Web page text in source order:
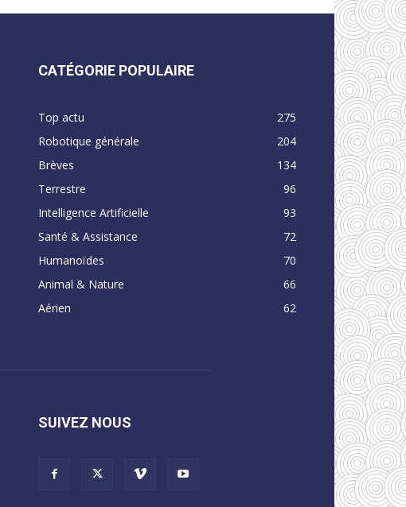
CATÉGORIE POPULAIRE
Top actu
275
Robotique générale
204
Brèves
134
Terrestre
96
Intelligence Artificielle
93
Santé & Assistance
72
Humanoïdes
70
Animal & Nature
66
Aérien
62
SUIVEZ NOUS